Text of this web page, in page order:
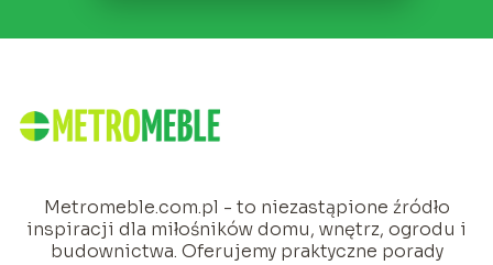
Metromeble.com.pl - to niezastąpione źródło
inspiracji dla miłośników domu, wnętrz, ogrodu i
budownictwa. Oferujemy praktyczne porady